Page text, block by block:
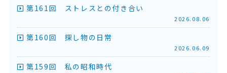
第161回 ストレスとの付き合い
2026.08.06
第160回 探し物の日常
2026.06.09
第159回 私の昭和時代